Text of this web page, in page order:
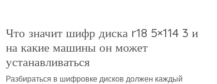
Что значит шифр диска r18 5×114 3 и
на какие машины он может
устанавливаться
Разбираться в шифровке дисков должен каждый